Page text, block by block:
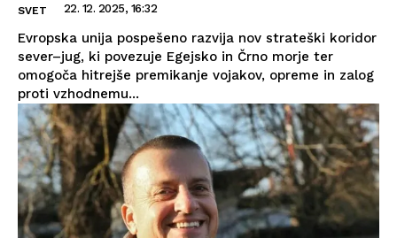
SVET 22. 12. 2025, 16:32
Evropska unija pospešeno razvija nov strateški koridor
sever–jug, ki povezuje Egejsko in Črno morje ter
omogoča hitrejše premikanje vojakov, opreme in zalog
proti vzhodnemu...